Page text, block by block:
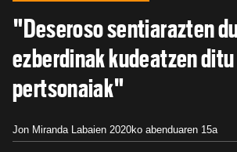
"Deseroso sentiarazten
ezberdinak kudeatzen ditu
pertsonaiak"
Jon Miranda Labaien 2020ko abenduaren 15a